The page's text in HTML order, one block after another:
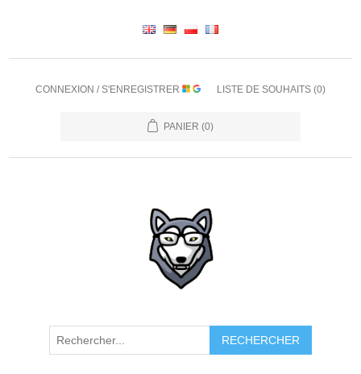
CONNEXION / S'ENREGISTRER LISTE DE SOUHAITS (0)
PANIER (0)
RECHERCHER